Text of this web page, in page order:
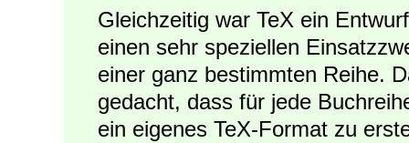
Gleichzeitig war TeX ein
einen sehr speziellen
einer ganz bestimmten Reihe.
gedacht, dass für jede
ein eigenes TeX-Format zu